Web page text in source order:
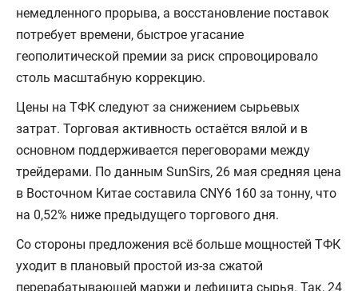
немедленного прорыва, а восстановление поставок
потребует времени, быстрое угасание
геополитической премии за риск спровоцировало
столь масштабную коррекцию.
Цены на ТФК следуют за снижением сырьевых
затрат. Торговая активность остаётся вялой и в
основном поддерживается переговорами между
трейдерами. По данным SunSirs, 26 мая средняя цена
в Восточном Китае составила CNY6 160 за тонну, что
на 0,52% ниже предыдущего торгового дня.
Со стороны предложения всё больше мощностей ТФК
уходит в плановый простой из-за сжатой
перерабатывающей маржи и дефицита сырья. Так, 24